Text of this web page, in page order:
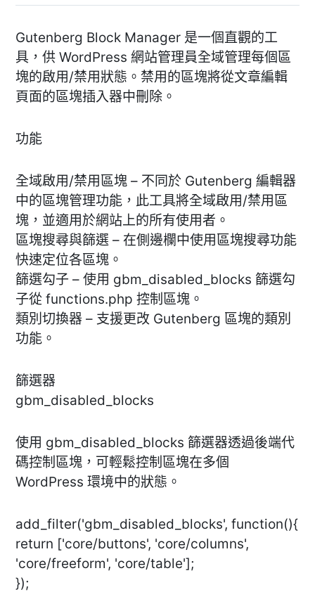
Gutenberg Block Manager 是一個直觀的工
具，供 WordPress 網站管理員全域管理每個區
塊的啟用/禁用狀態。禁用的區塊將從文章編輯
頁面的區塊插入器中刪除。
功能
全域啟用/禁用區塊 – 不同於 Gutenberg 編輯器
中的區塊管理功能，此工具將全域啟用/禁用區
塊，並適用於網站上的所有使用者。
區塊搜尋與篩選 – 在側邊欄中使用區塊搜尋功能
快速定位各區塊。
篩選勾子 – 使用 gbm_disabled_blocks 篩選勾
子從 functions.php 控制區塊。
類別切換器 – 支援更改 Gutenberg 區塊的類別
功能。
篩選器
gbm_disabled_blocks
使用 gbm_disabled_blocks 篩選器透過後端代
碼控制區塊，可輕鬆控制區塊在多個
WordPress 環境中的狀態。
add_filter('gbm_disabled_blocks', function(){
return ['core/buttons', 'core/columns',
'core/freeform', 'core/table'];
});